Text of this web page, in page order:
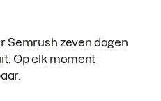
Semrush zeven dagen
Op elk moment